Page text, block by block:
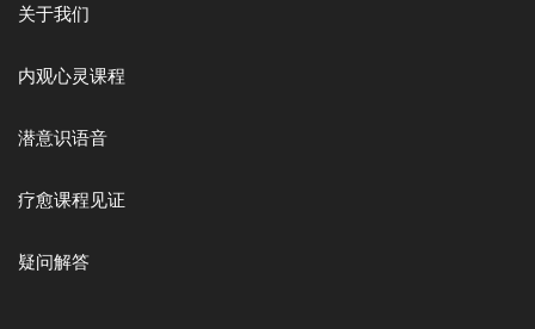
关于我们
内观心灵课程
潜意识语音
疗愈课程见证
疑问解答